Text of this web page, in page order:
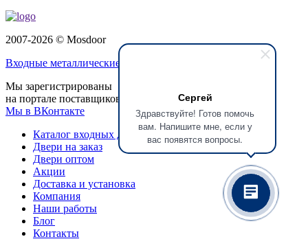
Сергей
Здравствуйте! Готов помочь
вам. Напишите мне, если у
вас появятся вопросы.
2007-2026 © Mosdoor
Входные металлические двери
Мы зарегистрированы
на портале поставщиков
Мы в ВКонтакте
Каталог входных дверей
Двери на заказ
Двери оптом
Акции
Доставка и установка
Компания
Наши работы
Блог
Контакты